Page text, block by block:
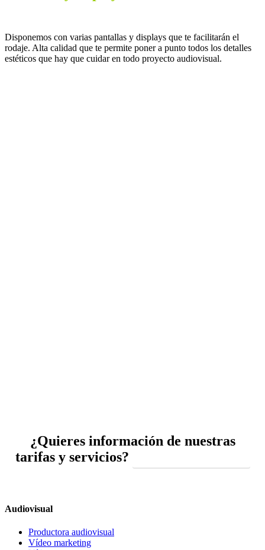
Disponemos con varias pantallas y displays que te facilitarán el
rodaje. Alta calidad que te permite poner a punto todos los detalles
estéticos que hay que cuidar en todo proyecto audiovisual.
¿Quieres información de nuestras
tarifas y servicios?
Audiovisual
Productora audiovisual
Vídeo marketing